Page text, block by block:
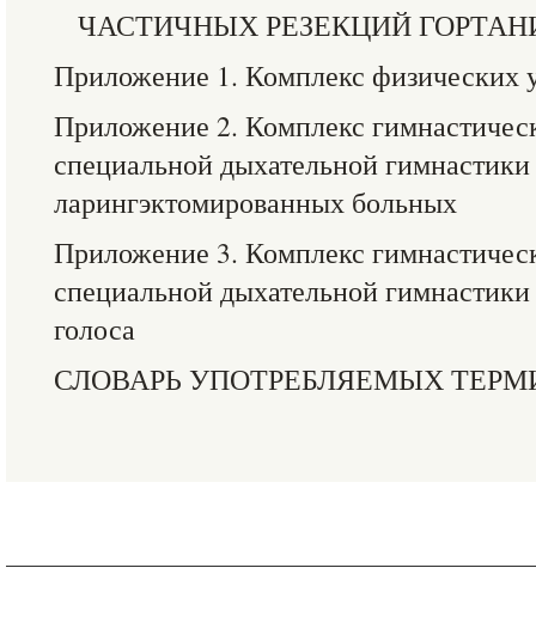
ЧАСТИЧНЫХ РЕЗЕКЦИЙ
Приложение 1. Комплекс физических
Приложение 2. Комплекс
специальной дыхательной
ларингэктомированных больных
Приложение 3. Комплекс
специальной дыхательной
голоса
СЛОВАРЬ УПОТРЕБЛЯЕМЫХ